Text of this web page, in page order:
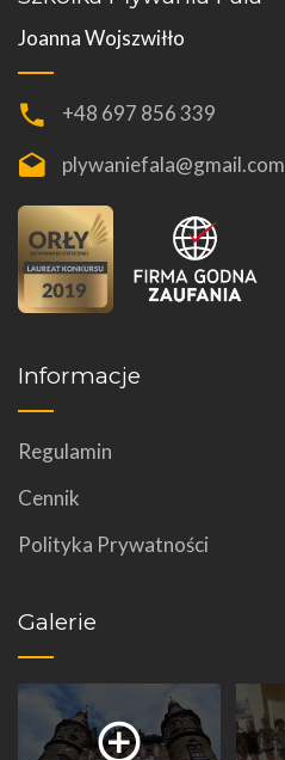
Joanna Wojszwiłło
+48 697 856 339
plywaniefala@gmail.com
Informacje
Regulamin
Cennik
Polityka Prywatności
Galerie